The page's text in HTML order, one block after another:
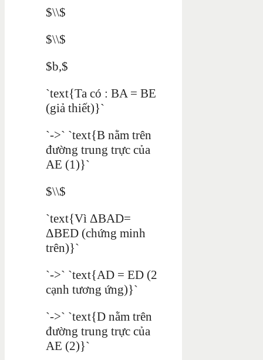
$\\$
$\\$
$b,$
`text{Ta có : BA = BE
(giả thiết)}`
`->` `text{B nằm trên
đường trung trực của
AE (1)}`
$\\$
`text{Vì ΔBAD=
ΔBED (chứng minh
trên)}`
`->` `text{AD = ED (2
cạnh tương ứng)}`
`->` `text{D nằm trên
đường trung trực của
AE (2)}`